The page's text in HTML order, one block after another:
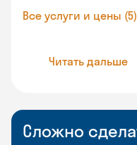
Все услуги и цены (5)
Читать дальше
Сложно